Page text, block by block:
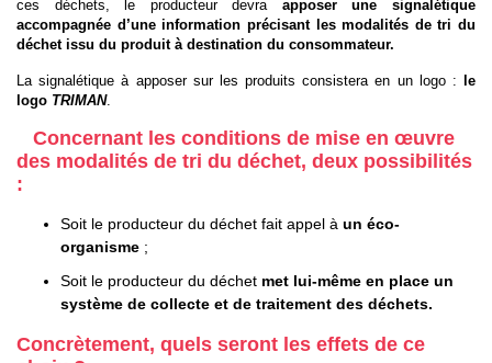
ces déchets, le producteur devra apposer une signalétique
accompagnée d’une information précisant les modalités de tri du
déchet issu du produit à destination du consommateur.
La signalétique à apposer sur les produits consistera en un logo : le
logo TRIMAN.
Concernant les conditions de mise en œuvre
des modalités de tri du déchet, deux possibilités
:
Soit le producteur du déchet fait appel à un éco-
organisme ;
Soit le producteur du déchet met lui-même en place un
système de collecte et de traitement des déchets.
Concrètement, quels seront les effets de ce